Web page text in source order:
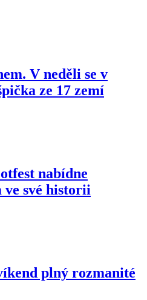
V neděli se v
ze 17 zemí
nabídne
své historii
plný rozmanité